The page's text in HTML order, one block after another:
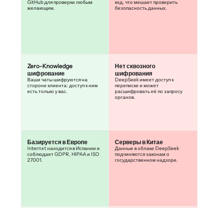
GitHub для проверки любым
желающим.
Zero-Knowledge
шифрование
Ваши чаты шифруются на
стороне клиента: доступ к ним
есть только у вас.
Базируется в Европе
Internxt находится в Испании и
соблюдает GDPR, HIPAA и ISO
27001.
код, что мешает проверить
безопасность данных.
Нет сквозного
шифрования
DeepSeek имеет доступ к
переписке и может
расшифровать её по запросу
органов.
Серверы в Китае
Данные в облаке DeepSeek
подчиняются законам о
государственном надзоре.